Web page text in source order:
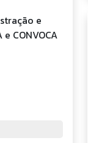
e
CONVOCA